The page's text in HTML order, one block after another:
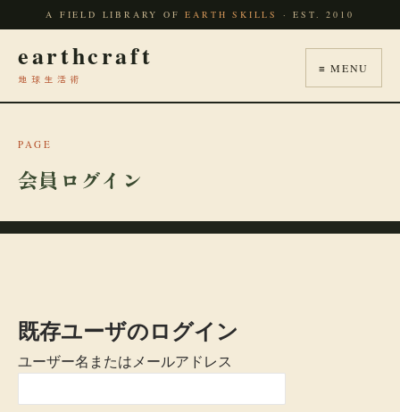
A FIELD LIBRARY OFEARTH SKILLS · EST. 2010
earthcraft
地球生活術
≡ MENU
PAGE
会員ログイン
既存ユーザのログイン
ユーザー名またはメールアドレス